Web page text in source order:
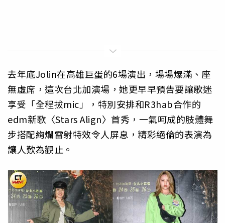
去年底Jolin在高雄巨蛋的6場演出，場場爆滿、座
無虛席，這次台北加演場，她更早早預告要讓歌迷
享受「全程拔mic」，特別安排和R3hab合作的
edm新歌〈Stars Align〉首秀，一氣呵成的肢體舞
步搭配絢爛雷射特效令人屏息，精彩絕倫的表演為
讓人歎為觀止。